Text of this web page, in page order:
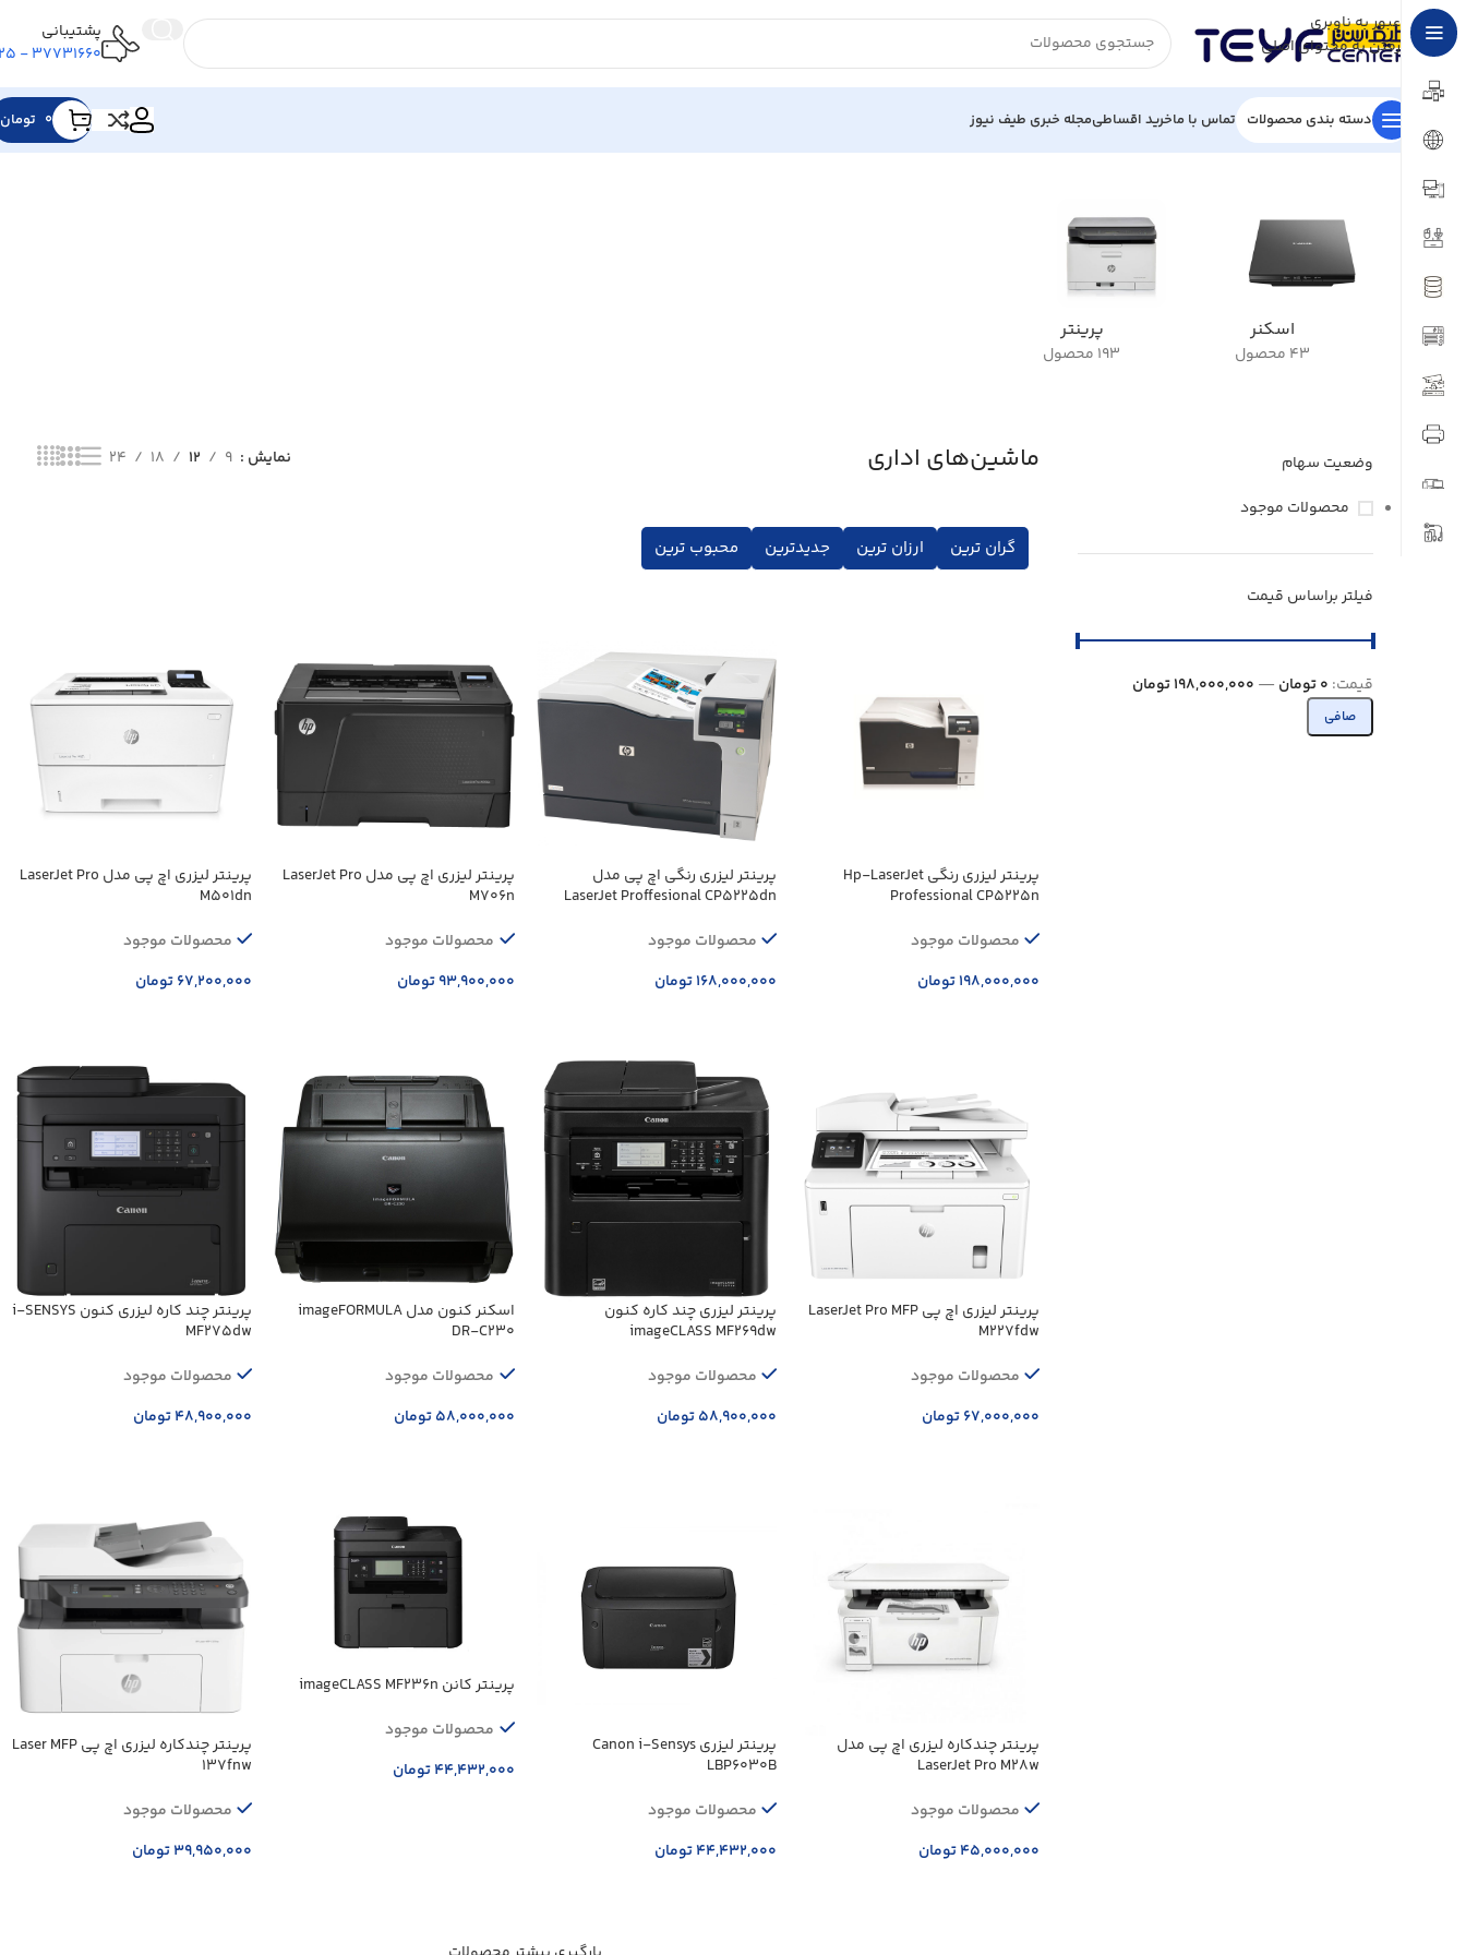
عبور به ناوبری
رفتن به محتوای اصلی
پشتیبانی
37731660 - 025
دسته بندی محصولات تماس با ماخرید اقساطیمجله خبری طیف نیوز ۰ تومان
خانه/ماشین‌های اداری
اسکنر
43 محصول
پرینتر
193 محصول
وضعیت سهام
محصولات موجود
فیلتر براساس قیمت
صافی
قيمت: 0 تومان — 198,000,000 تومان
ماشین‌های اداری نمایش 9
12
18
24
گران ترین ارزان ترین جدیدترین محبوب ترین
پرینتر لیزری رنگی Hp-LaserJet
Professional CP5225n
محصولات موجود
۱۹۸,۰۰۰,۰۰۰تومان
پرینتر لیزری رنگی اچ پی مدل
LaserJet Proffesional CP5225dn
محصولات موجود
۱۶۸,۰۰۰,۰۰۰تومان
پرینتر لیزری اچ پی مدل LaserJet Pro
M706n
محصولات موجود
۹۳,۹۰۰,۰۰۰ تومان
پرینتر لیزری اچ پی مدل LaserJet Pro
M501dn
محصولات موجود
۶۷,۲۰۰,۰۰۰تومان
پرینتر لیزری اچ پی LaserJet Pro MFP
M227fdw
محصولات موجود
۶۷,۰۰۰,۰۰۰تومان
پرینتر لیزری چند کاره کنون
imageCLASS MF269dw
محصولات موجود
۵۸,۹۰۰,۰۰۰تومان
اسکنر کنون مدل imageFORMULA
DR-C230
محصولات موجود
۵۸,۰۰۰,۰۰۰ تومان
پرینتر چند کاره لیزری کنون i-SENSYS
MF275dw
محصولات موجود
۴۸,۹۰۰,۰۰۰تومان
پرینتر چندکاره لیزری اچ پی مدل
LaserJet Pro M28w
محصولات موجود
۴۵,۰۰۰,۰۰۰تومان
پرینتر ليزری Canon i-Sensys
LBP6030B
محصولات موجود
۴۴,۴۳۲,۰۰۰تومان
پرینتر کانن imageCLASS MF236n
محصولات موجود
۴۴,۴۳۲,۰۰۰ تومان
پرینتر چندکاره لیزری اچ پی Laser MFP
137fnw
محصولات موجود
۳۹,۹۵۰,۰۰۰تومان